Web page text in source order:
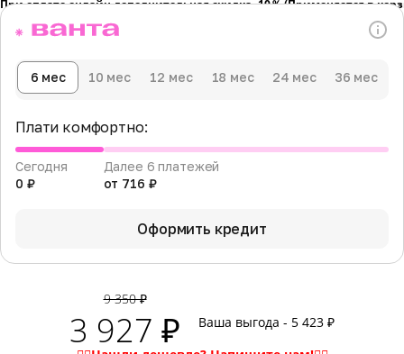
При оплате онлайн дополнительная скидка -10％ (Применяется в
9 350 ₽
3 927 ₽ Ваша выгода - 5 423 ₽
6 мес 10 мес 12 мес 18 мес 24 мес 36 мес
Плати комфортно:
Сегодня
0 ₽
Далее 6 платежей
от 716 ₽
Оформить кредит